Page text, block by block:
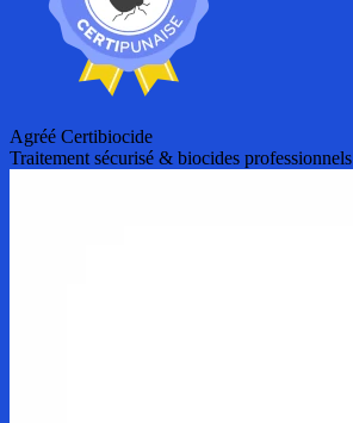
Agréé Certibiocide
Traitement sécurisé & biocides professionnels